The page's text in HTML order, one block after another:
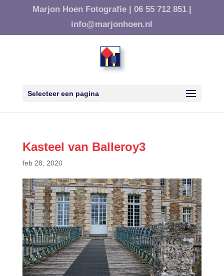
Marjon Hoen Fotografie | 06 55 712 851 |
info@marjonhoen.nl
Selecteer een pagina
Kasteel van Balleroy3
feb 28, 2020